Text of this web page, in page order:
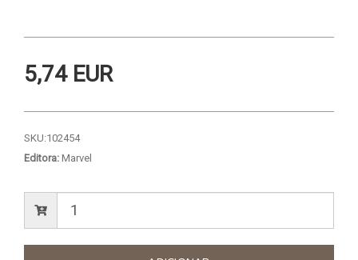
5,74 EUR
SKU:102454
Editora: Marvel